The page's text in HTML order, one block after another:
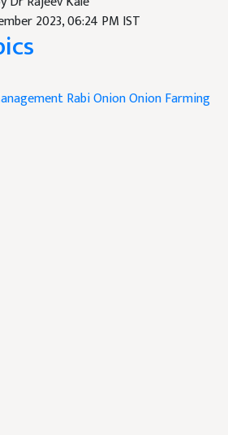
2023, 06:24 PM IST
Rabi OnionOnion Farming